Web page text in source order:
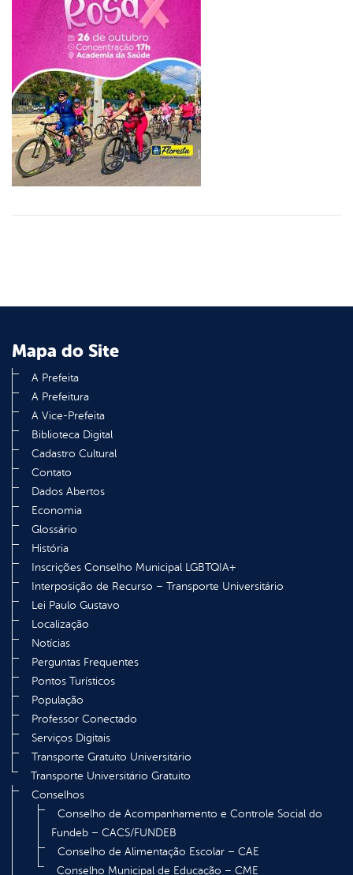
Mapa do Site
A Prefeita
A Prefeitura
A Vice-Prefeita
Biblioteca Digital
Cadastro Cultural
Contato
Dados Abertos
Economia
Glossário
História
Inscrições Conselho Municipal LGBTQIA+
Interposição de Recurso – Transporte Universitário
Lei Paulo Gustavo
Localização
Notícias
Perguntas Frequentes
Pontos Turísticos
População
Professor Conectado
Serviços Digitais
Transporte Gratuito Universitário
Transporte Universitário Gratuito
Conselhos
Conselho de Acompanhamento e Controle Social do
Fundeb – CACS/FUNDEB
Conselho de Alimentação Escolar – CAE
Conselho Municipal de Educação – CME